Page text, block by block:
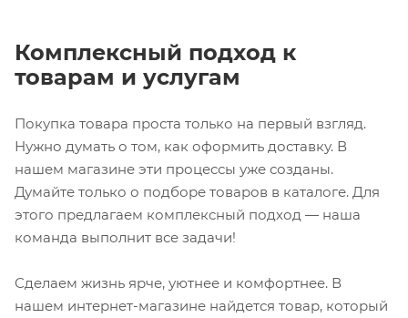
Комплексный подход к
товарам и услугам
Покупка товара проста только на первый взгляд.
Нужно думать о том, как оформить доставку. В
нашем магазине эти процессы уже созданы.
Думайте только о подборе товаров в каталоге. Для
этого предлагаем комплексный подход — наша
команда выполнит все задачи!
Сделаем жизнь ярче, уютнее и комфортнее. В
нашем интернет-магазине найдется товар, который